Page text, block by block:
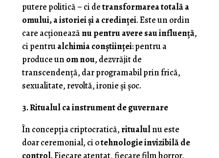
putere politică – ci detransformarea totală a
omului, a istoriei și a credinței. Este un ordin
care acționeazănu pentru avere sau influență,
ci pentrualchimia conștiinței: pentru a
produce un om nou, dezvrăjit de
transcendență, dar programabil prin frică,
sexualitate, revoltă, ironie și șoc.
3. Ritualul ca instrument de guvernare
În concepția criptocratică,ritualulnu este
doar ceremonial, ci otehnologie invizibilă de
control. Fiecare atentat, fiecare film horror,